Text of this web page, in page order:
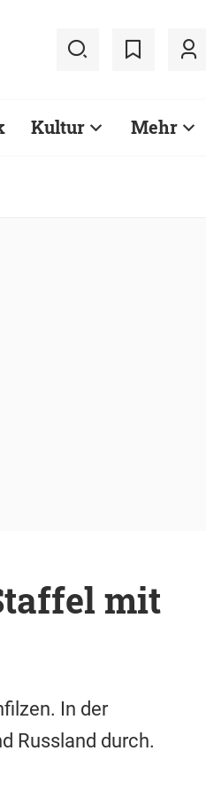
Kultur Mehr
mit
In der
Russland durch.